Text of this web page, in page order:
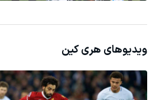
ویدیوهای هری کین